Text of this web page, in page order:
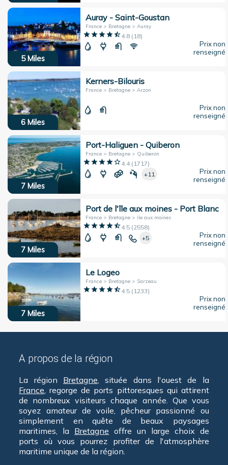
5 Miles
Auray - Saint-Goustan
France > Bretagne > Auray
4.8( 18)
Prix non
renseigné
6 Miles
Kerners-Bilouris
France > Bretagne > Arzon
Prix non
renseigné
7 Miles
Port-Haliguen - Quiberon
France > Bretagne > Quiberon
4.4( 1717)
+11
Prix non
renseigné
7 Miles
Port de l'île aux moines - Port Blanc
France > Bretagne > ile aux moines
4.5(2558)
+5
Prix non
renseigné
7 Miles
Le Logeo
France > Bretagne > Sarzeau
4.5( 1233)
Prix non
renseigné
A propos de la région
La région Bretagne, située dans l'ouest de la
France, regorge de ports pittoresques qui attirent
de nombreux visiteurs chaque année. Que vous
soyez amateur de voile, pêcheur passionné ou
simplement en quête de beaux paysages
maritimes, la Bretagne offre un large choix de
ports où vous pourrez profiter de l'atmosphère
maritime unique de la région.